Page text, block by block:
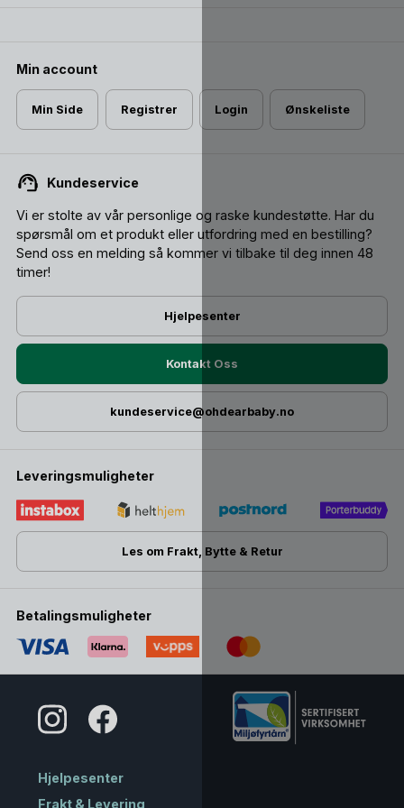
Min account
Min Side Registrer Login Ønskeliste
Kundeservice
Vi er stolte av vår personlige og raske kundestøtte. Har du
spørsmål om et produkt eller utfordring med en bestilling?
Send oss ​​en melding så kommer vi tilbake til deg innen 48
timer!
Hjelpesenter
Kontakt Oss
kundeservice@ohdearbaby.no
Leveringsmuligheter
Les om Frakt, Bytte & Retur
Betalingsmuligheter
Hjelpesenter
Frakt & Levering